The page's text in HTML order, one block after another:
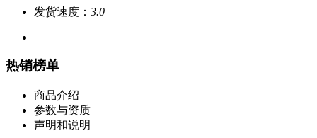
发货速度： 3.0
热销榜单
商品介绍
参数与资质
声明和说明